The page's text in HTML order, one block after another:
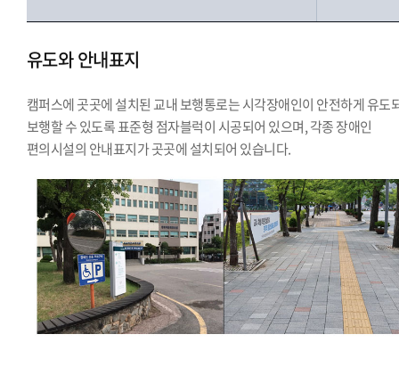
유도와 안내표지
캠퍼스에 곳곳에 설치된 교내 보행통로는 시각장애인이 안전하게 유도
보행할 수 있도록 표준형 점자블럭이 시공되어 있으며, 각종 장애인
편의시설의 안내표지가 곳곳에 설치되어 있습니다.